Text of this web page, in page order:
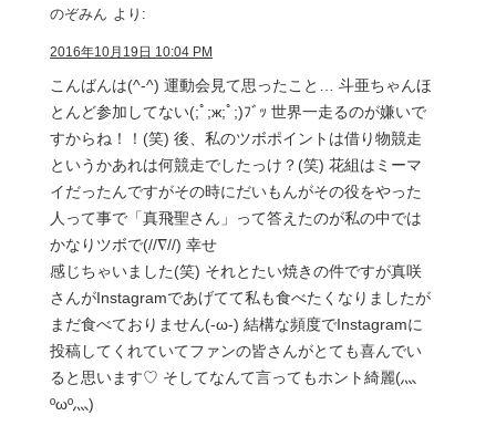
のぞみん より:
2016年10月19日 10:04 PM
こんばんは(^-^) 運動会見て思ったこと… 斗亜ちゃんほ
とんど参加してない(;ﾟ;ж;ﾟ;)ﾌﾞｯ 世界一走るのが嫌いで
すからね！！(笑) 後、私のツボポイントは借り物競走
というかあれは何競走でしたっけ？(笑) 花組はミーマ
イだったんですがその時にだいもんがその役をやった
人って事で「真飛聖さん」って答えたのが私の中では
かなりツボで(//∇//) 幸せ
感じちゃいました(笑) それとたい焼きの件ですが真咲
さんがInstagramであげてて私も食べたくなりましたが
まだ食べておりません(-ω-) 結構な頻度でInstagramに
投稿してくれていてファンの皆さんがとても喜んでい
ると思います♡ そしてなんて言ってもホント綺麗(灬
ºωº灬)